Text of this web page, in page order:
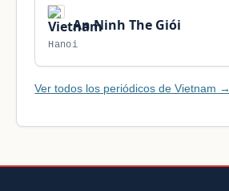
An Ninh The Giói
Hanoi
Ver todos los periódicos de Vietnam →